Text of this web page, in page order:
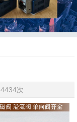
4434次